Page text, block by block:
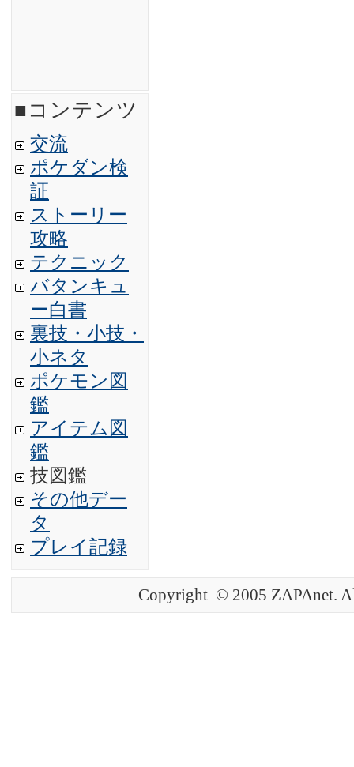
■コンテンツ
交流
ポケダン検
証
ストーリー
攻略
テクニック
バタンキュ
ー白書
裏技・小技・
小ネタ
ポケモン図
鑑
アイテム図
鑑
技図鑑
その他デー
タ
プレイ記録
Copyright © 2005 ZAPAnet.